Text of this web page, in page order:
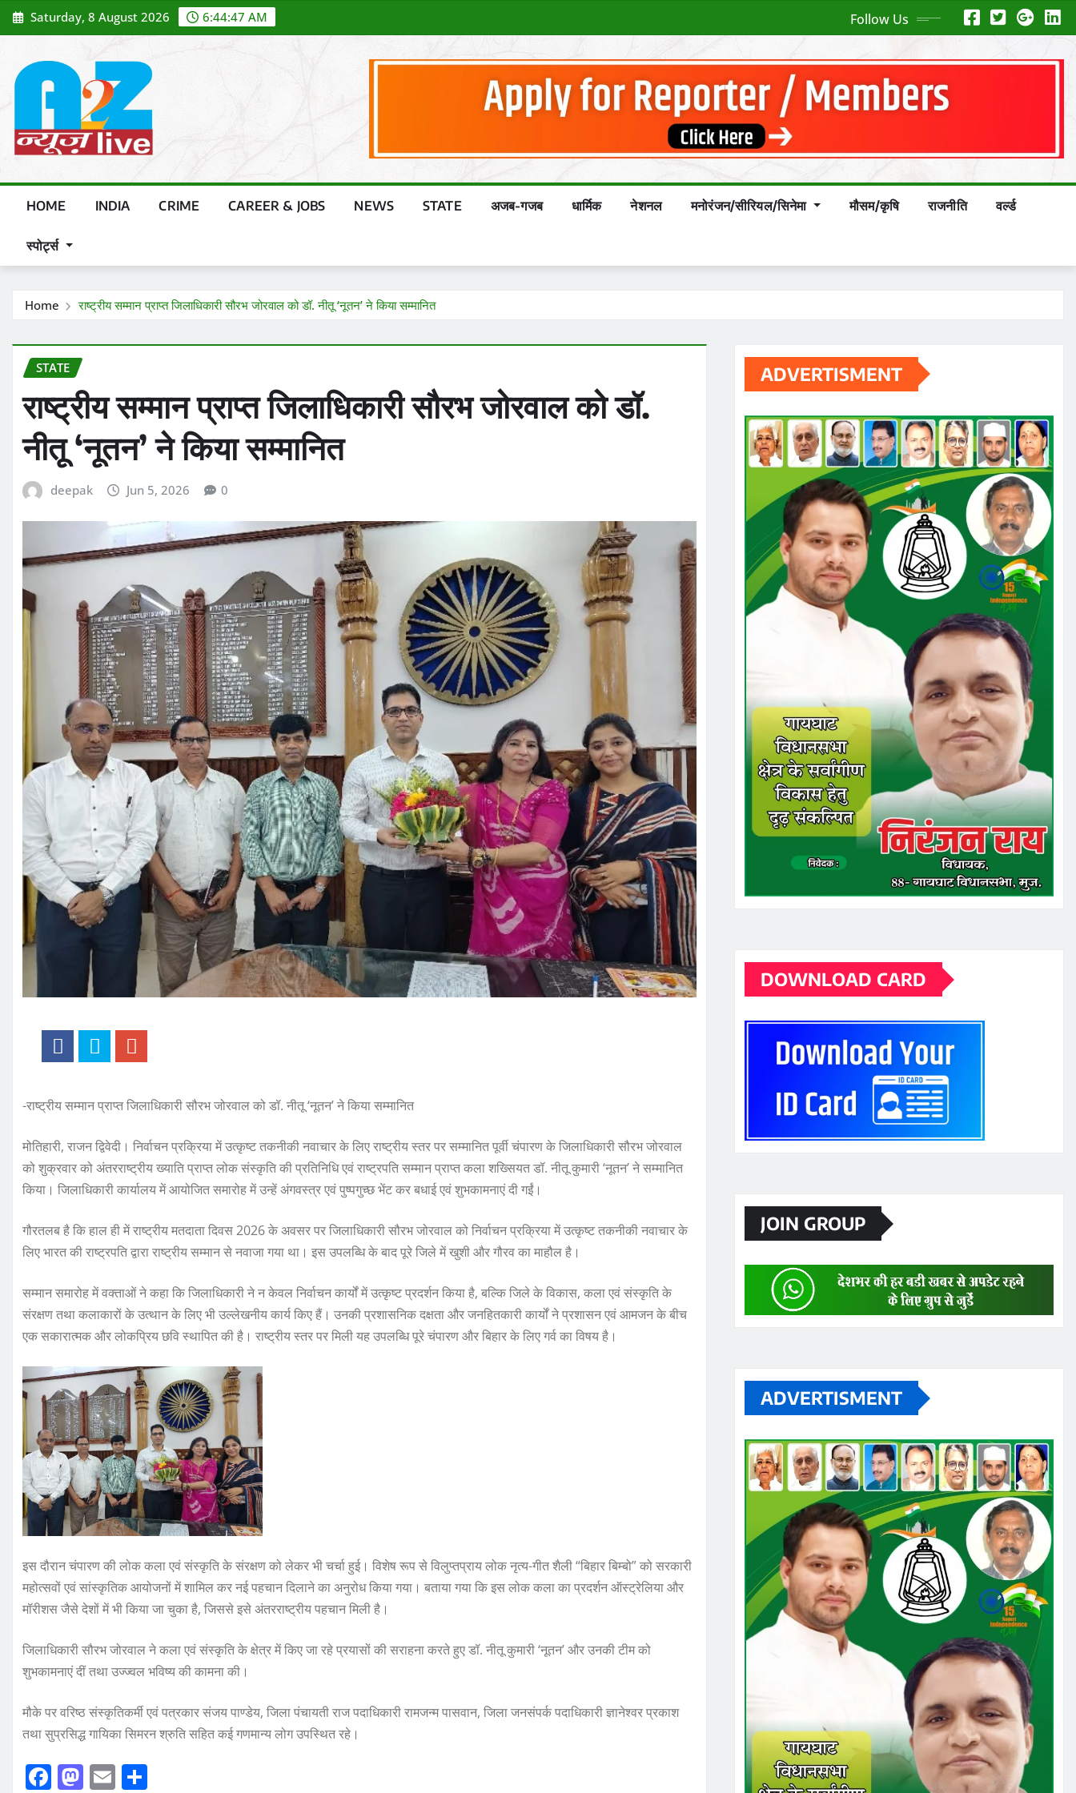
Skip
to
Saturday, 8 August 2026 6:44:49 AM Follow Us
HOME INDIA CRIME CAREER & JOBS NEWS STATE अजब-गजब धार्मिक नेशनल मनोरंजन/सीरियल/सिनेमा मौसम/कृषि राजनीति वर्ल्ड
स्पोर्ट्स
Home राष्ट्रीय सम्मान प्राप्त जिलाधिकारी सौरभ जोरवाल को डॉ. नीतू ‘नूतन’ ने किया सम्मानित
STATE
राष्ट्रीय सम्मान प्राप्त जिलाधिकारी सौरभ जोरवाल को डॉ.
नीतू ‘नूतन’ ने किया सम्मानित
deepak Jun 5, 2026 0
-राष्ट्रीय सम्मान प्राप्त जिलाधिकारी सौरभ जोरवाल को डॉ. नीतू ‘नूतन’ ने किया सम्मानित
मोतिहारी, राजन द्विवेदी। निर्वाचन प्रक्रिया में उत्कृष्ट तकनीकी नवाचार के लिए राष्ट्रीय स्तर पर सम्मानित पूर्वी चंपारण के जिलाधिकारी सौरभ जोरवाल
को शुक्रवार को अंतरराष्ट्रीय ख्याति प्राप्त लोक संस्कृति की प्रतिनिधि एवं राष्ट्रपति सम्मान प्राप्त कला शख्सियत डॉ. नीतू कुमारी ‘नूतन’ ने सम्मानित
किया। जिलाधिकारी कार्यालय में आयोजित समारोह में उन्हें अंगवस्त्र एवं पुष्पगुच्छ भेंट कर बधाई एवं शुभकामनाएं दी गईं।
गौरतलब है कि हाल ही में राष्ट्रीय मतदाता दिवस 2026 के अवसर पर जिलाधिकारी सौरभ जोरवाल को निर्वाचन प्रक्रिया में उत्कृष्ट तकनीकी नवाचार के
लिए भारत की राष्ट्रपति द्वारा राष्ट्रीय सम्मान से नवाजा गया था। इस उपलब्धि के बाद पूरे जिले में खुशी और गौरव का माहौल है।
सम्मान समारोह में वक्ताओं ने कहा कि जिलाधिकारी ने न केवल निर्वाचन कार्यों में उत्कृष्ट प्रदर्शन किया है, बल्कि जिले के विकास, कला एवं संस्कृति के
संरक्षण तथा कलाकारों के उत्थान के लिए भी उल्लेखनीय कार्य किए हैं। उनकी प्रशासनिक दक्षता और जनहितकारी कार्यों ने प्रशासन एवं आमजन के बीच
एक सकारात्मक और लोकप्रिय छवि स्थापित की है। राष्ट्रीय स्तर पर मिली यह उपलब्धि पूरे चंपारण और बिहार के लिए गर्व का विषय है।
इस दौरान चंपारण की लोक कला एवं संस्कृति के संरक्षण को लेकर भी चर्चा हुई। विशेष रूप से विलुप्तप्राय लोक नृत्य-गीत शैली “बिहार बिम्बो” को सरकारी
महोत्सवों एवं सांस्कृतिक आयोजनों में शामिल कर नई पहचान दिलाने का अनुरोध किया गया। बताया गया कि इस लोक कला का प्रदर्शन ऑस्ट्रेलिया और
मॉरीशस जैसे देशों में भी किया जा चुका है, जिससे इसे अंतरराष्ट्रीय पहचान मिली है।
जिलाधिकारी सौरभ जोरवाल ने कला एवं संस्कृति के क्षेत्र में किए जा रहे प्रयासों की सराहना करते हुए डॉ. नीतू कुमारी ‘नूतन’ और उनकी टीम को
शुभकामनाएं दीं तथा उज्ज्वल भविष्य की कामना की।
मौके पर वरिष्ठ संस्कृतिकर्मी एवं पत्रकार संजय पाण्डेय, जिला पंचायती राज पदाधिकारी रामजन्म पासवान, जिला जनसंपर्क पदाधिकारी ज्ञानेश्वर प्रकाश
तथा सुप्रसिद्ध गायिका सिमरन श्रुति सहित कई गणमान्य लोग उपस्थित रहे।
F M E
ADVERTISMENT
DOWNLOAD CARD
JOIN GROUP
ADVERTISMENT